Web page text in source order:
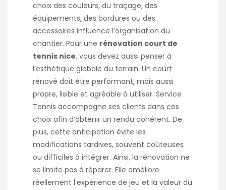
choix des couleurs, du traçage, des
équipements, des bordures ou des
accessoires influence l’organisation du
chantier. Pour une rénovation court de
tennis nice, vous devez aussi penser à
l’esthétique globale du terrain. Un court
rénové doit être performant, mais aussi
propre, lisible et agréable à utiliser. Service
Tennis accompagne ses clients dans ces
choix afin d’obtenir un rendu cohérent. De
plus, cette anticipation évite les
modifications tardives, souvent coûteuses
ou difficiles à intégrer. Ainsi, la rénovation ne
se limite pas à réparer. Elle améliore
réellement l’expérience de jeu et la valeur du